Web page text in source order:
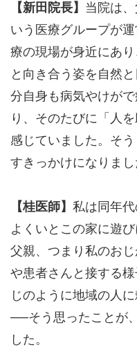
【新田院長】 当院は
いう医療グループが
療の現場が身近にあ
と向き合う姿を自然
分自身も病気やけが
り、そのたびに「人
感じていました。そ
すきっかけになりまし
【桂医師】 私は同年
よくいとこの家に遊
父親、つまり私のお
や患者さんと接する
じのように地域の人
──そう思ったことが
した。